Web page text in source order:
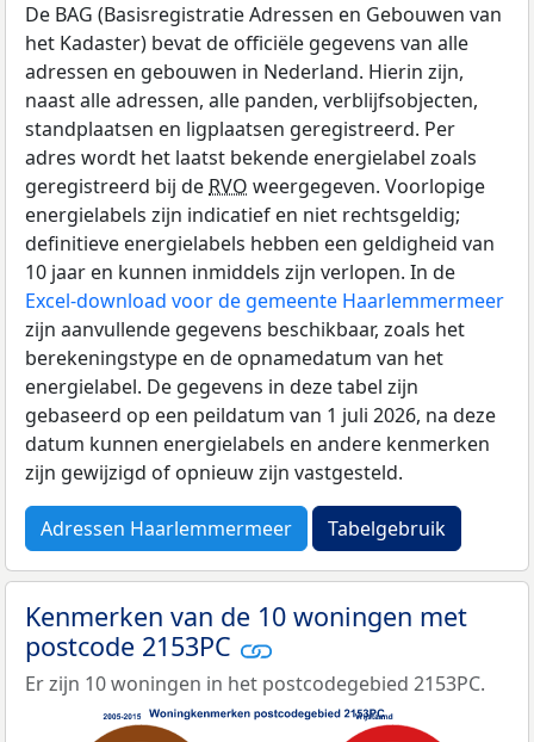
De BAG (Basisregistratie Adressen en Gebouwen van
het Kadaster) bevat de officiële gegevens van alle
adressen en gebouwen in Nederland. Hierin zijn,
naast alle adressen, alle panden, verblijfsobjecten,
standplaatsen en ligplaatsen geregistreerd. Per
adres wordt het laatst bekende energielabel zoals
geregistreerd bij de RVO weergegeven. Voorlopige
energielabels zijn indicatief en niet rechtsgeldig;
definitieve energielabels hebben een geldigheid van
10 jaar en kunnen inmiddels zijn verlopen. In de
Excel-download voor de gemeente Haarlemmermeer
zijn aanvullende gegevens beschikbaar, zoals het
berekeningstype en de opnamedatum van het
energielabel. De gegevens in deze tabel zijn
gebaseerd op een peildatum van 1 juli 2026, na deze
datum kunnen energielabels en andere kenmerken
zijn gewijzigd of opnieuw zijn vastgesteld.
Adressen Haarlemmermeer Tabelgebruik
Kenmerken van de 10 woningen met
postcode 2153PC
Er zijn 10 woningen in het postcodegebied 2153PC.